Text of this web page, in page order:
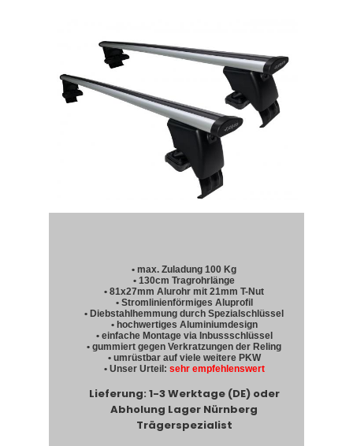
• max. Zuladung 100 Kg
• 130cm Tragrohrlänge
• 81x27mm Alurohr mit 21mm T-Nut
• Stromlinienförmiges Aluprofil
• Diebstahlhemmung durch Spezialschlüssel
• hochwertiges Aluminiumdesign
• einfache Montage via Inbussschlüssel
• gummiert gegen Verkratzungen der Reling
• umrüstbar auf viele weitere PKW
• Unser Urteil: sehr empfehlenswert
Lieferung: 1-3 Werktage (DE) oder
Abholung Lager Nürnberg
Trägerspezialist